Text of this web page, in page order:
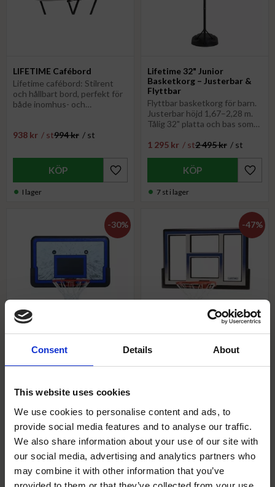
Consent Details About
This website uses cookies
We use cookies to personalise content and ads, to
provide social media features and to analyse our traffic.
We also share information about your use of our site with
our social media, advertising and analytics partners who
may combine it with other information that you’ve
LIFETIME Cafébord
Lifetime cafébord: Stilrent
och hållbart bord, perfekt för
både inomhus- och
938 kr / st994kr / st
Lägg till i favoriter
I lager
Lifetime 32" Junior
Basketkorg – Justerbar &
Flyttbar
Flyttbar basketkorg för barn.
Justerbar höjd 1,67–2,28 m.
Tålig 32" platta och bas som
Perfekt för aktiv lek utomhus
1 295 kr / st2 495kr / st
Lägg
7 st i lager
Lifetime 44" Impact Basket
fjädrande Slam-It®-ring.
tufft spel. Obs:
Monteringsfäste köpes
separat. Perfekt för
hemmaplan!
695kr / st995kr /st
30%
Lägg till i favoriter
7 st i lager
Lifetime 48" Backboard
utomhusbruk. Obs:
Monteringsfäste säljs
1 495kr /st2 795kr /st
47%
Lägg
8 st i lager